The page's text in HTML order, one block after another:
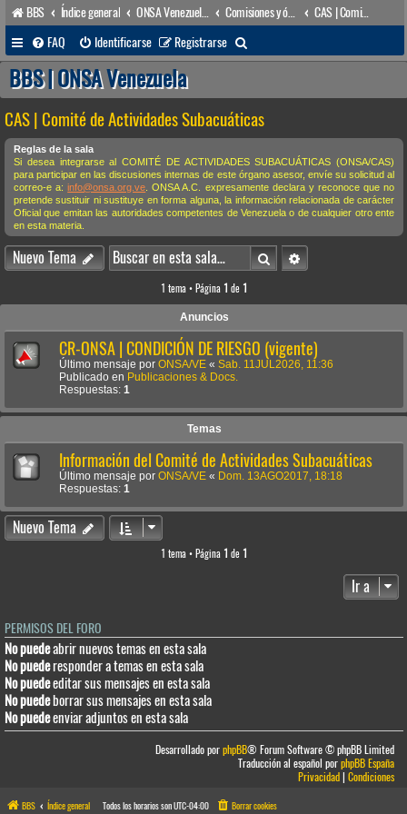
BBS Índice general Comisiones y órganos Asesores internos
CAS | Comité de Actividades Subacuáticas
FAQ
Identificarse Registrarse
u
c
a
r
BBS | ONSA Venezuela
CAS | Comité de Actividades Subacuáticas
Reglas de la sala
Si desea integrarse al COMITÉ DE ACTIVIDADES SUBACUÁTICAS (ONSA/CAS)
para participar en las discusiones internas de este órgano asesor, envíe su solicitud al
correo-e a:info@onsa.org.ve . ONSA A.C. expresamente declara y reconoce que no
pretende sustituir ni sustituye en forma alguna, la información relacionada de carácter
Oficial que emitan las autoridades competentes de Venezuela o de cualquier otro ente
en esta materia.
Nuevo Tema BuscarBúsqueda avanzada
1 tema • Página 1 de 1
Anuncios
CR-ONSA | CONDICIÓN DE RIESGO (vigente)
Último mensaje por ONSA/VE « Sab. 11JUL2026, 11:36
Publicado en Publicaciones & Docs.
Respuestas: 1
Temas
Información del Comité de Actividades Subacuáticas
Último mensaje por ONSA/VE « Dom. 13AGO2017, 18:18
Respuestas: 1
Nuevo Tema
1 tema • Página 1 de 1
Ir a
PERMISOS DEL FORO
No puedeabrir nuevos temas en esta sala
No puederesponder a temas en esta sala
No puedeeditar sus mensajes en esta sala
No puedeborrar sus mensajes en esta sala
No puedeenviar adjuntos en esta sala
Desarrollado porphpBB® Forum Software © phpBB Limited
Traducción al español porphpBB España
Privacidad|Condiciones
BBS Índice general Todos los horarios sonUTC-04:00 Borrar cookies